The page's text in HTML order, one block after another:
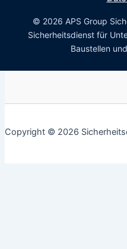
© 2026 APS Group
Sicherheitsdienst für
Baustellen
Copyright © 2026